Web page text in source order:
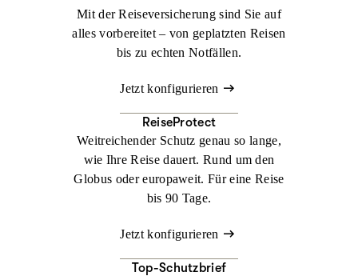
Mit der Reiseversicherung sind Sie auf
alles vorbereitet – von geplatzten Reisen
bis zu echten Notfällen.
Jetzt konfigurieren
ReiseProtect
Weitreichender Schutz genau so lange,
wie Ihre Reise dauert. Rund um den
Globus oder europaweit. Für eine Reise
bis 90 Tage.
Jetzt konfigurieren
Top-Schutzbrief